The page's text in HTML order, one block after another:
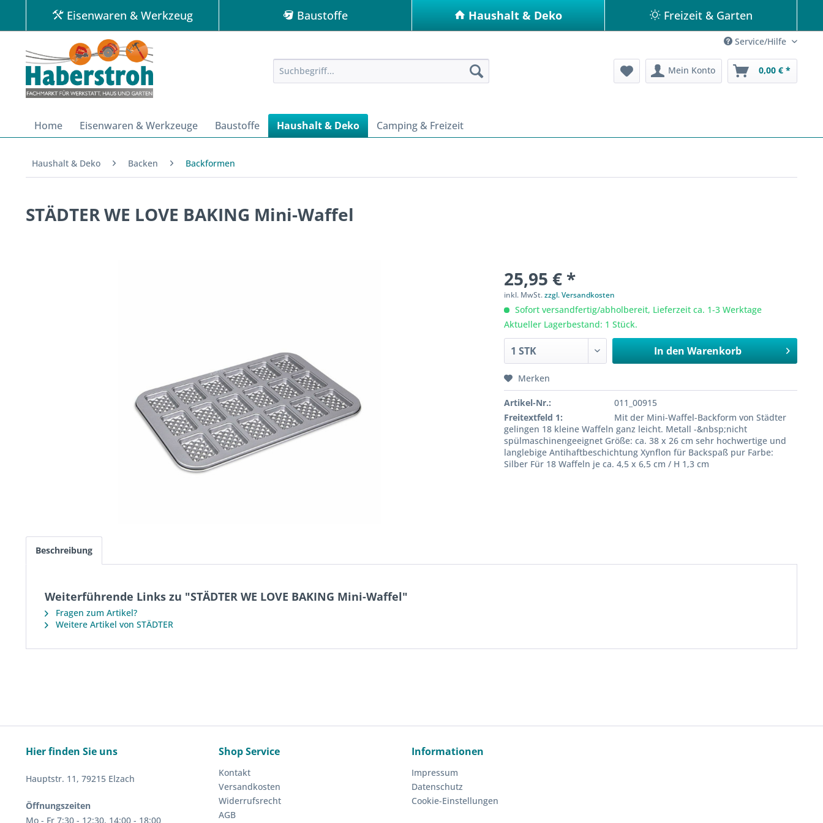
Eisenwaren & Werkzeug Baustoffe Haushalt & Deko Freizeit & Garten
Service/Hilfe
Mein Konto 0,00 € *
Home Eisenwaren & Werkzeuge Baustoffe Haushalt & Deko Camping & Freizeit
Haushalt & Deko Backen Backformen
STÄDTER WE LOVE BAKING Mini-Waffel
25,95 € *
inkl. MwSt.zzgl. Versandkosten
Sofort versandfertig/abholbereit, Lieferzeit ca. 1-3 Werktage
Aktueller Lagerbestand: 1 Stück.
In den Warenkorb
Merken
Artikel-Nr.:
011_00915
Freitextfeld 1:
Mit der Mini-Waffel-Backform von Städter
gelingen 18 kleine Waffeln ganz leicht. Metall -&nbsp;nicht
spülmaschinengeeignet Größe: ca. 38 x 26 cm sehr hochwertige und
langlebige Antihaftbeschichtung Xynflon für Backspaß pur Farbe:
Silber Für 18 Waffeln je ca. 4,5 x 6,5 cm / H 1,3 cm
Beschreibung
Weiterführende Links zu "STÄDTER WE LOVE BAKING Mini-Waffel"
Fragen zum Artikel?
Weitere Artikel von STÄDTER
Hier finden Sie uns
Hauptstr. 11, 79215 Elzach
Öffnungszeiten
Mo - Fr 7:30 - 12:30, 14:00 - 18:00
Shop Service
Kontakt
Versandkosten
Widerrufsrecht
AGB
Informationen
Impressum
Datenschutz
Cookie-Einstellungen